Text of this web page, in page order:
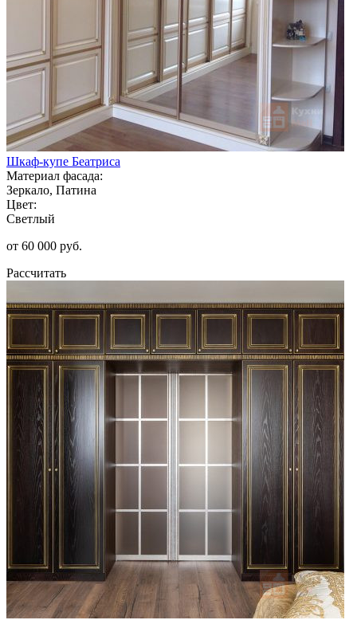
Шкаф-купе Беатриса
Материал фасада:
Зеркало, Патина
Цвет:
Светлый
от 60 000 руб.
Рассчитать